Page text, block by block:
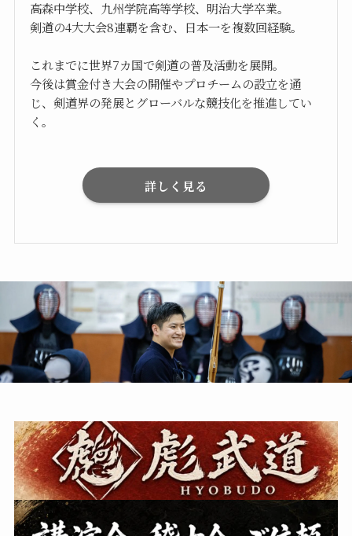
高森中学校、九州学院高等学校、明治大学卒業。
剣道の4大大会8連覇を含む、日本一を複数回経験。
これまでに世界7カ国で剣道の普及活動を展開。
今後は賞金付き大会の開催やプロチームの設立を通
じ、剣道界の発展とグローバルな競技化を推進してい
く。
詳しく見る